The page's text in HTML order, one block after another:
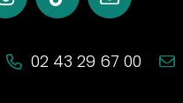
02 43 29 67 00